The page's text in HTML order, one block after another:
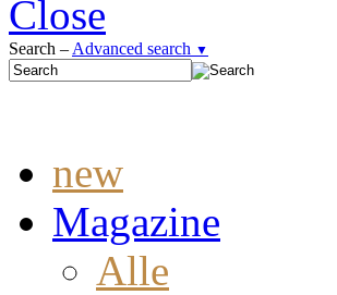
Close
Search – Advanced search ▼
new
Magazine
Alle